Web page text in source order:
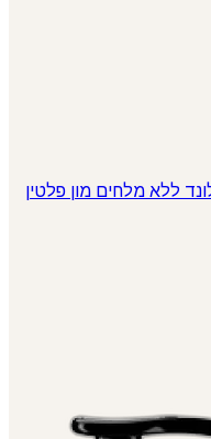
ללא מלחים מון פלטין